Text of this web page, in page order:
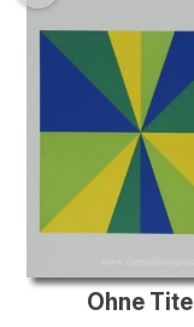
Ohne Titel